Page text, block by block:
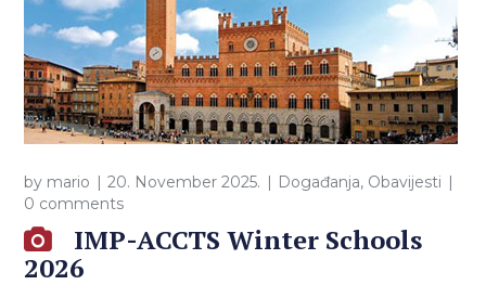
by mario 20. November 2025. Događanja, Obavijesti
0 comments
IMP-ACCTS Winter Schools
2026